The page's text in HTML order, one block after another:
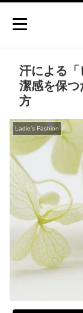
汗による
潔感を保
方
Ladie's Fashion